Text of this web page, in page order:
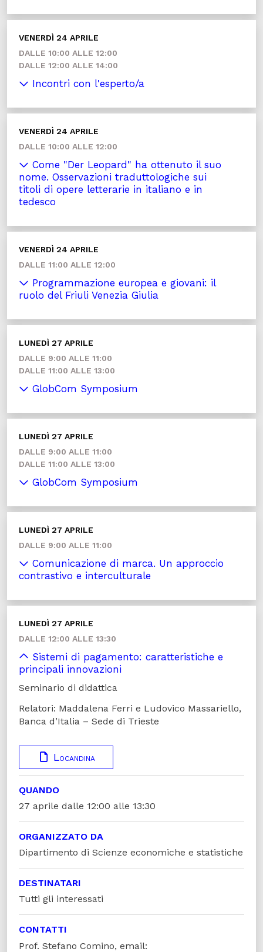
VENERDÌ 24 APRILE
DALLE 10:00 ALLE 12:00
DALLE 12:00 ALLE 14:00
Incontri con l'esperto/a
VENERDÌ 24 APRILE
DALLE 10:00 ALLE 12:00
Come "Der Leopard" ha ottenuto il suo
nome. Osservazioni traduttologiche sui
titoli di opere letterarie in italiano e in
tedesco
VENERDÌ 24 APRILE
DALLE 11:00 ALLE 12:00
Programmazione europea e giovani: il
ruolo del Friuli Venezia Giulia
LUNEDÌ 27 APRILE
DALLE 9:00 ALLE 11:00
DALLE 11:00 ALLE 13:00
GlobCom Symposium
LUNEDÌ 27 APRILE
DALLE 9:00 ALLE 11:00
DALLE 11:00 ALLE 13:00
GlobCom Symposium
LUNEDÌ 27 APRILE
DALLE 9:00 ALLE 11:00
Comunicazione di marca. Un approccio
contrastivo e interculturale
LUNEDÌ 27 APRILE
DALLE 12:00 ALLE 13:30
Sistemi di pagamento: caratteristiche e
principali innovazioni
Seminario di didattica
Relatori: Maddalena Ferri e Ludovico Massariello,
Banca d’Italia – Sede di Trieste
Locandina
QUANDO
27 aprile dalle 12:00 alle 13:30
ORGANIZZATO DA
Dipartimento di Scienze economiche e statistiche
DESTINATARI
Tutti gli interessati
CONTATTI
Prof. Stefano Comino, email: